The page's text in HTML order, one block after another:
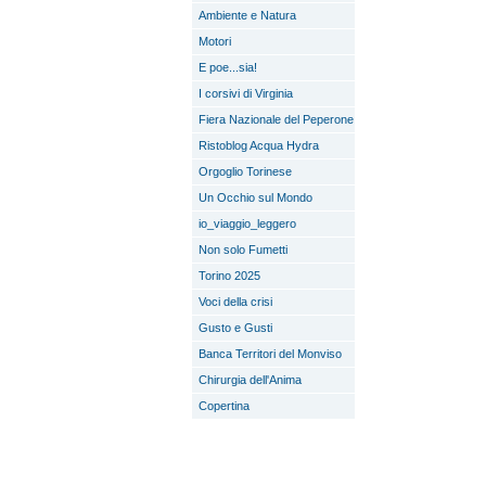
Ambiente e Natura
Motori
E poe...sia!
I corsivi di Virginia
Fiera Nazionale del Peperone
Ristoblog Acqua Hydra
Orgoglio Torinese
Un Occhio sul Mondo
io_viaggio_leggero
Non solo Fumetti
Torino 2025
Voci della crisi
Gusto e Gusti
Banca Territori del Monviso
Chirurgia dell'Anima
Copertina